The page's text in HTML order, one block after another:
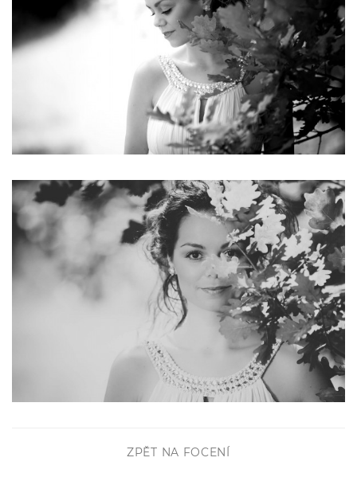
ZPĚT NA FOCENÍ